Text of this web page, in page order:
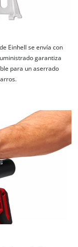
Einhell se envía con
garantiza
para un aserrado